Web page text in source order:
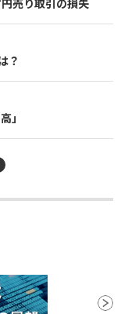
売り取引の損失
？
」